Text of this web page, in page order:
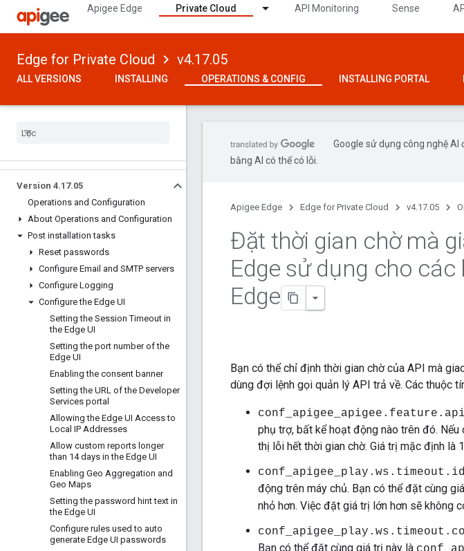
Apigee Edge Private Cloud API Monitoring Sense
Edge for Private Cloud v4.17.05
ALL VERSIONS INSTALLING OPERATIONS & CONFIG INSTALLING PORTAL
Version 4.17.05
Operations and Configuration
About Operations and Configuration
Post installation tasks
Reset passwords
Configure Email and SMTP servers
Configure Logging
Configure the Edge UI
Setting the Session Timeout in
the Edge UI
Setting the port number of the
Edge UI
Enabling the consent banner
Setting the URL of the Developer
Services portal
Allowing the Edge UI Access to
Local IP Addresses
Allow custom reports longer
than 14 days in the Edge UI
Enabling Geo Aggregation and
Geo Maps
Setting the password hint text in
the Edge UI
Configure rules used to auto
generate Edge UI passwords
Google sử dụng công nghệ
bằng AI có thể có lỗi.
Apigee Edge Edge for Private Cloud v4.17.05
Đặt thời gian chờ mà
Edge sử dụng cho các
Edge
Bạn có thể chỉ định thời gian chờ của API mà
dùng đợi lệnh gọi quản lý API trả về. Các thuộc
phụ trợ, bất kể hoạt động nào trên đó.
thị lỗi hết thời gian chờ. Giá trị mặc định là
động trên máy chủ. Bạn có thể đặt cùng
nhỏ hơn. Việc đặt giá trị lớn hơn sẽ không
Bạn có thể đặt cùng giá trị này là